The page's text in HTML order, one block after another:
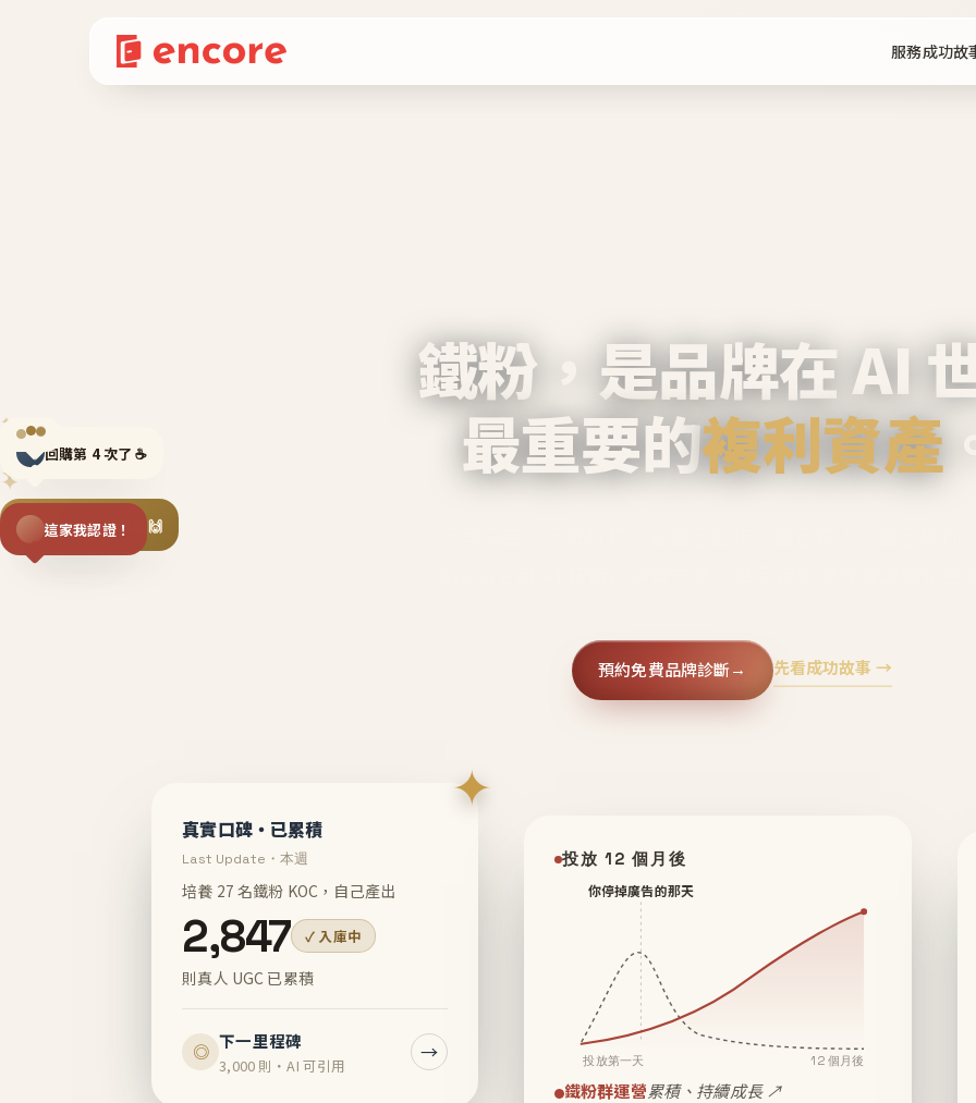
服務成功故
✦
回購第 4 次了 ☕
揪同事一起團購 🙌
這家我認證！
鐵粉，是品牌在 AI
最重要的複利資產
預約免費品牌診斷→ 先看成功故事 →
✦
真實口碑・已累積
Last Update・本週
培養 27 名鐵粉 KOC，自己產出
2,847 ✓ 入庫中
則真人 UGC 已累積
◎ 下一里程碑
3,000 則・AI 可引用
→
投放 12 個月後
你停掉廣告的那天
投放第一天 12 個月後
鐵粉群運營累積、持續成長 ↗